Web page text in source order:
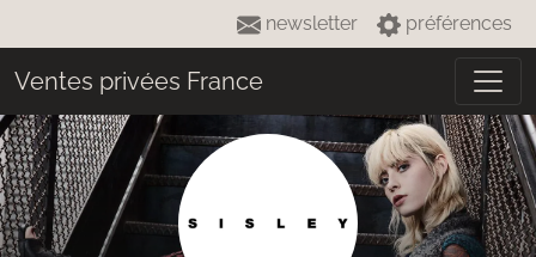
newsletter préférences
Ventes privées France